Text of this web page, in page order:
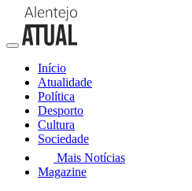
Início
Atualidade
Política
Desporto
Cultura
Sociedade
Mais Notícias
Magazine